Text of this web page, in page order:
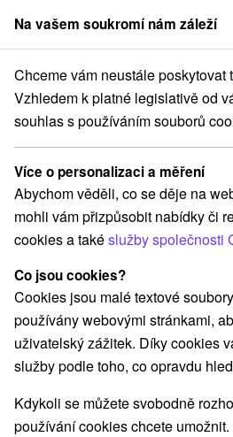
člen skupinySorger
Apartmány Západné Slovensko
Apartmány Patince
Kategorie
Všechny kategorie
Hotely na
Apartmány(8) Penzióny(2)
Vyberte lokalitu nebo
VŠECHNY TOP -
Na vašem soukromí nám záleží
Chceme vám neustále poskytovat
Vzhledem k platné legislativě od
souhlas s používáním souborů
Více o personalizaci a měření
Abychom věděli, co se děje na
mohli vám přizpůsobit nabídky či
cookies a takéslužby společnosti
Co jsou cookies?
Cookies jsou malé textové
používány webovými stránkami,
uživatelský zážitek. Díky cookies
služby podle toho, co opravdu
Kdykoli se můžete svobodně
používání cookies chcete umožnit.